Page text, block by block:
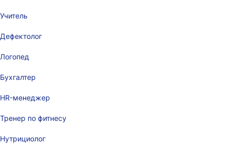
Учитель
Дефектолог
Логопед
Бухгалтер
HR-менеджер
Тренер по фитнесу
Нутрициолог